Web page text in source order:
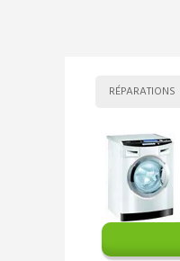
RÉPARATIONS